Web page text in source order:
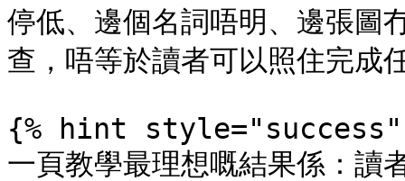
停低、邊個名詞唔明、邊張圖
查，唔等於讀者可以照住完成
{% hint style="success"
一頁教學最理想嘅結果係：讀